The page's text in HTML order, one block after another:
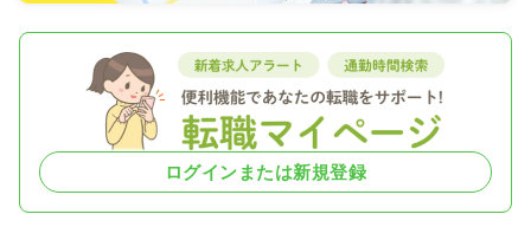
ログインまたは新規登録